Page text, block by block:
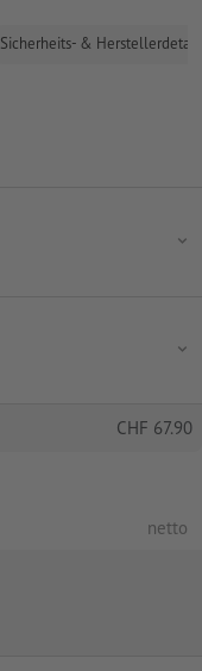
Sicherheits- &
CHF 67.90
netto